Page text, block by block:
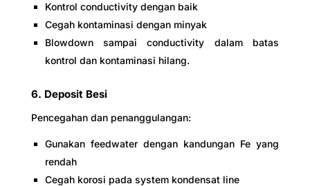
Kontrol conductivity dengan baik
Cegah kontaminasi dengan minyak
Blowdown sampai conductivity dalam batas
kontrol dan kontaminasi hilang.
6. Deposit Besi
Pencegahan dan penanggulangan:
Gunakan feedwater dengan kandungan Fe yang
rendah
Cegah korosi pada system kondensat line